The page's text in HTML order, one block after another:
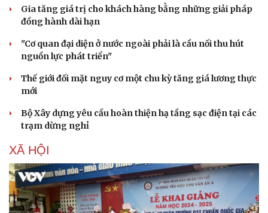
Văn hóa
Sân khấu - Điện ảnh
Văn học
Âm nhạc
Giải trí
Thời trang
Gia tăng giá trị cho khách hàng bằng những giải pháp
đồng hành dài hạn
"Cơ quan đại diện ở nước ngoài phải là cầu nối thu hút
nguồn lực phát triển"
Thế giới đối mặt nguy cơ một chu kỳ tăng giá lương thực
mới
Bộ Xây dựng yêu cầu hoàn thiện hạ tầng sạc điện tại các
trạm dừng nghỉ
XÃ HỘI